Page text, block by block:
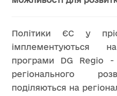
Політики ЄС у
імплементуються
програми DG Regio
регіонального
поділяються на